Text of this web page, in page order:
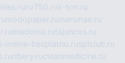
nv750.rux-ton.ru
modopaper.ru manunae.ru
madoma.rutajuncos.ru
online-besplatno.rusplclub.ru
ribery.rucleanmedicine.ru